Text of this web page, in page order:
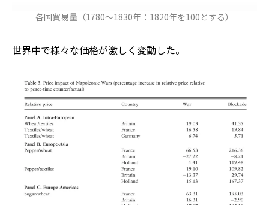
各国貿易量（1780～1830年：1820年を100とする）
世界中で様々な価格が激しく変動した。